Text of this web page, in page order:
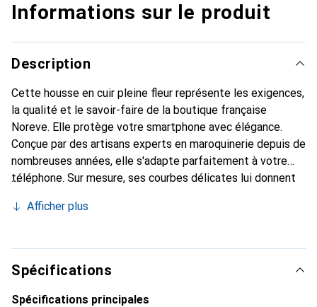
Informations sur le produit
Description
Cette housse en cuir pleine fleur représente les exigences,
la qualité et le savoir-faire de la boutique française
Noreve. Elle protège votre smartphone avec élégance.
Conçue par des artisans experts en maroquinerie depuis de
nombreuses années, elle s'adapte parfaitement à votre
téléphone. Sur mesure, ses courbes délicates lui donnent
et indispensable pour votre smartphone. La marque
de haute qualité et constitue un choix sûr pour une
clientèle exigeante.
Afficher plus
Spécifications
Spécifications principales